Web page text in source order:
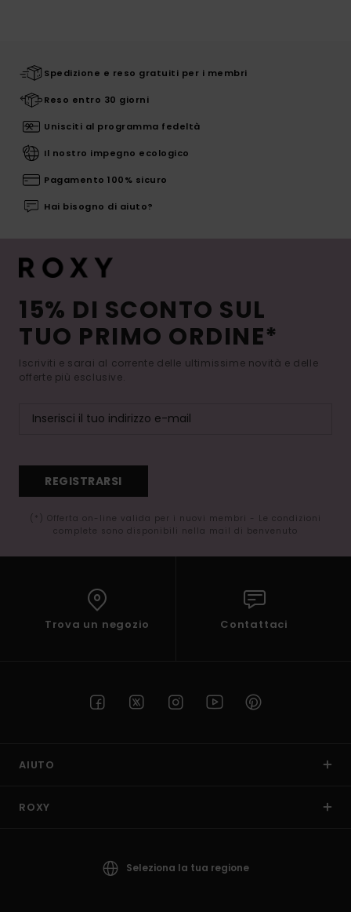
Spedizione e reso gratuiti per i membri
Reso entro 30 giorni
Unisciti al programma fedeltà
Il nostro impegno ecologico
Pagamento 100% sicuro
Hai bisogno di aiuto?
15% DI SCONTO SUL
TUO PRIMO ORDINE*
Iscriviti e sarai al corrente delle ultimissime novità e delle
offerte più esclusive.
REGISTRARSI
(*) Offerta on-line valida per i nuovi membri - Le condizioni
complete sono disponibili nella mail di benvenuto
Trova un negozio Contattaci
AIUTO
ROXY
Seleziona la tua regione